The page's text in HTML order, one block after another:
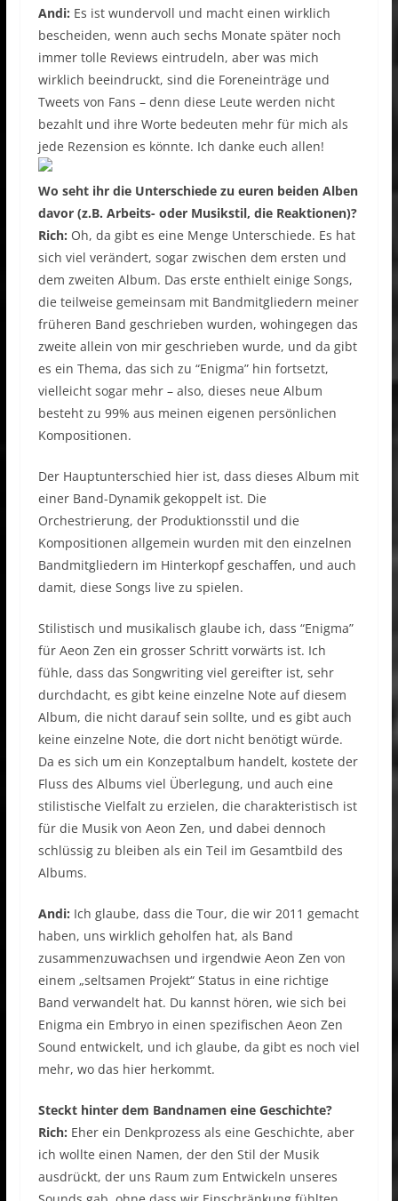
Andi: Es ist wundervoll und macht einen wirklich
bescheiden, wenn auch sechs Monate später noch
immer tolle Reviews eintrudeln, aber was mich
wirklich beeindruckt, sind die Foreneinträge und
Tweets von Fans – denn diese Leute werden nicht
bezahlt und ihre Worte bedeuten mehr für mich als
jede Rezension es könnte. Ich danke euch allen!
Wo seht ihr die Unterschiede zu euren beiden Alben
davor (z.B. Arbeits- oder Musikstil, die Reaktionen)?
Rich: Oh, da gibt es eine Menge Unterschiede. Es hat
sich viel verändert, sogar zwischen dem ersten und
dem zweiten Album. Das erste enthielt einige Songs,
die teilweise gemeinsam mit Bandmitgliedern meiner
früheren Band geschrieben wurden, wohingegen das
zweite allein von mir geschrieben wurde, und da gibt
es ein Thema, das sich zu “Enigma” hin fortsetzt,
vielleicht sogar mehr – also, dieses neue Album
besteht zu 99% aus meinen eigenen persönlichen
Kompositionen.
Der Hauptunterschied hier ist, dass dieses Album mit
einer Band-Dynamik gekoppelt ist. Die
Orchestrierung, der Produktionsstil und die
Kompositionen allgemein wurden mit den einzelnen
Bandmitgliedern im Hinterkopf geschaffen, und auch
damit, diese Songs live zu spielen.
Stilistisch und musikalisch glaube ich, dass “Enigma”
für Aeon Zen ein grosser Schritt vorwärts ist. Ich
fühle, dass das Songwriting viel gereifter ist, sehr
durchdacht, es gibt keine einzelne Note auf diesem
Album, die nicht darauf sein sollte, und es gibt auch
keine einzelne Note, die dort nicht benötigt würde.
Da es sich um ein Konzeptalbum handelt, kostete der
Fluss des Albums viel Überlegung, und auch eine
stilistische Vielfalt zu erzielen, die charakteristisch ist
für die Musik von Aeon Zen, und dabei dennoch
schlüssig zu bleiben als ein Teil im Gesamtbild des
Albums.
Andi: Ich glaube, dass die Tour, die wir 2011 gemacht
haben, uns wirklich geholfen hat, als Band
zusammenzuwachsen und irgendwie Aeon Zen von
einem „seltsamen Projekt“ Status in eine richtige
Band verwandelt hat. Du kannst hören, wie sich bei
Enigma ein Embryo in einen spezifischen Aeon Zen
Sound entwickelt, und ich glaube, da gibt es noch viel
mehr, wo das hier herkommt.
Steckt hinter dem Bandnamen eine Geschichte?
Rich: Eher ein Denkprozess als eine Geschichte, aber
ich wollte einen Namen, der den Stil der Musik
ausdrückt, der uns Raum zum Entwickeln unseres